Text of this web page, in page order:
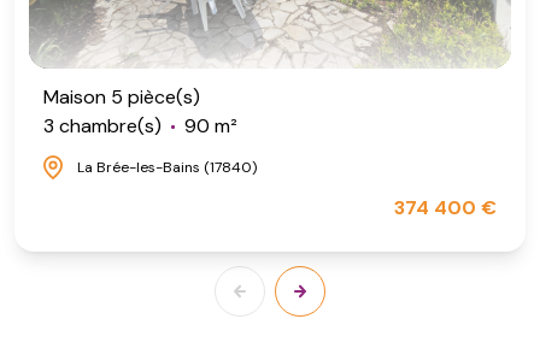
Maison 5 pièce(s)
3 chambre(s)
90 m²
La Brée-les-Bains (17840)
374 400 €